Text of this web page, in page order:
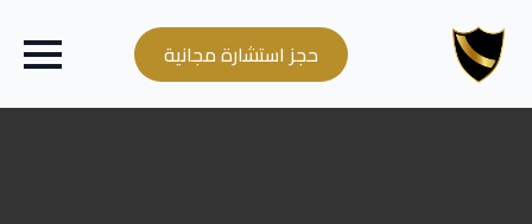
حجز استشارة مجانية